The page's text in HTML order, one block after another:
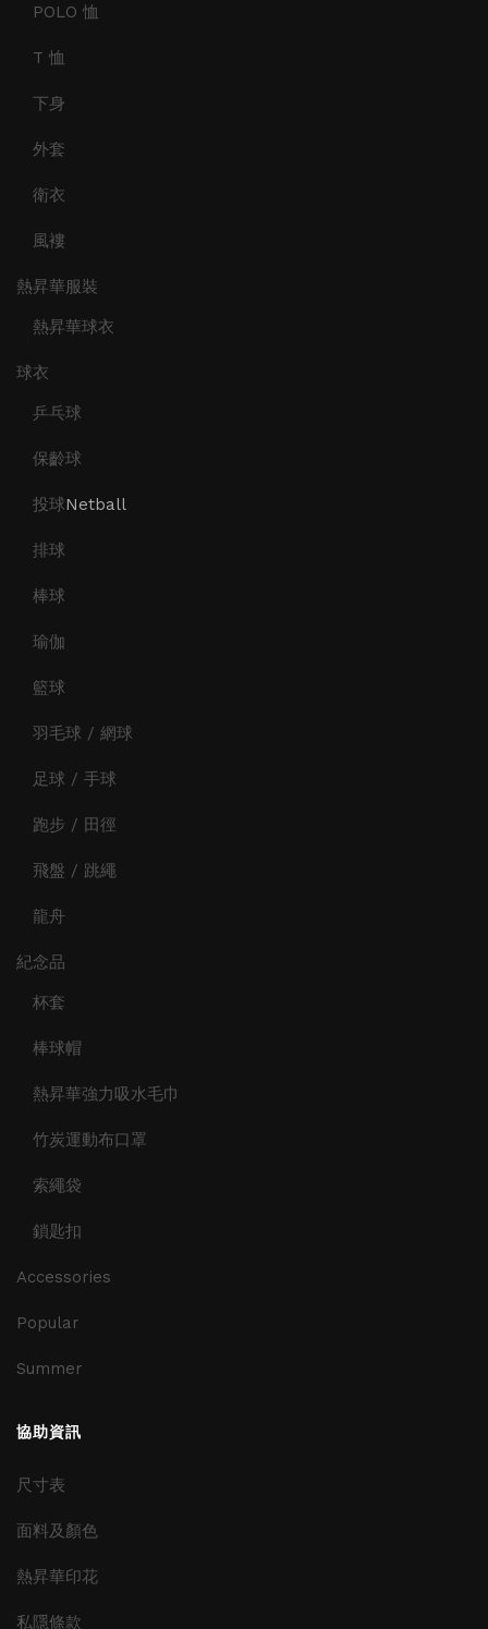
POLO 恤
T 恤
下身
外套
衛衣
風褸
熱昇華服裝
熱昇華球衣
球衣
乒乓球
保齡球
投球Netball
排球
棒球
瑜伽
籃球
羽毛球 / 網球
足球 / 手球
跑步 / 田徑
飛盤 / 跳繩
龍舟
紀念品
杯套
棒球帽
熱昇華強力吸水毛巾
竹炭運動布口罩
索繩袋
鎖匙扣
Accessories
Popular
Summer
協助資訊
尺寸表
面料及顏色
熱昇華印花
私隱條款